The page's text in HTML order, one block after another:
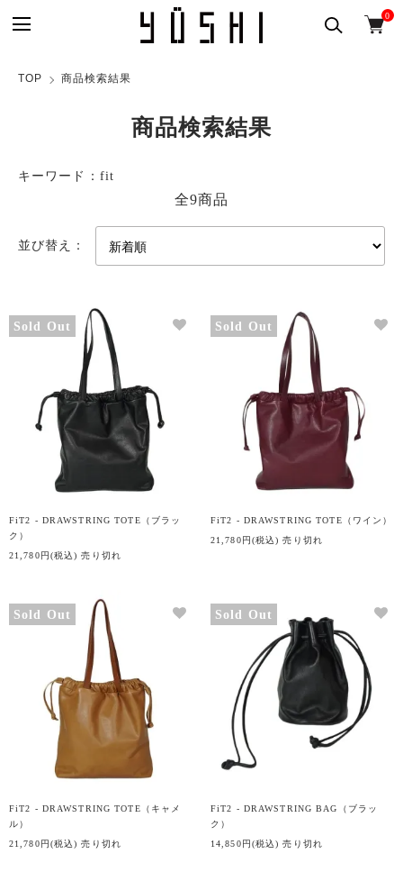
0
TOP 商品検索結果
商品検索結果
キーワード：fit
全9商品
並び替え：
Sold Out
FiT2 - DRAWSTRING TOTE（ブラッ
ク）
21,780円(税込)売り切れ
Sold Out
FiT2 - DRAWSTRING TOTE（ワイン）
21,780円(税込)売り切れ
Sold Out
FiT2 - DRAWSTRING TOTE（キャメ
ル）
21,780円(税込)売り切れ
Sold Out
FiT2 - DRAWSTRING BAG（ブラッ
ク）
14,850円(税込)売り切れ